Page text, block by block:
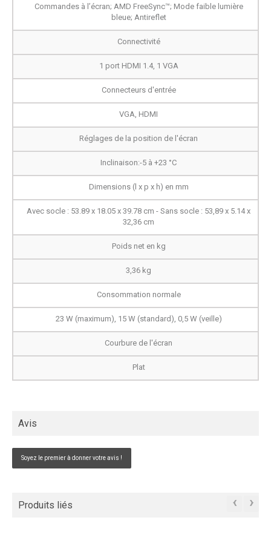
Commandes à l’écran; AMD FreeSync™; Mode faible lumière
bleue; Antireflet
Connectivité
1 port HDMI 1.4, 1 VGA
Connecteurs d'entrée
VGA, HDMI
Réglages de la position de l'écran
Inclinaison:-5 à +23 °C
Dimensions (l x p x h) en mm
Avec socle : 53.89 x 18.05 x 39.78 cm - Sans socle : 53,89 x 5.14 x
32,36 cm
Poids net en kg
3,36 kg
Consommation normale
23 W (maximum), 15 W (standard), 0,5 W (veille)
Courbure de l'écran
Plat
Avis
Soyez le premier à donner votre avis !
Produits liés ‹ ›